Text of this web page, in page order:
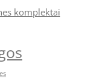
komplektai